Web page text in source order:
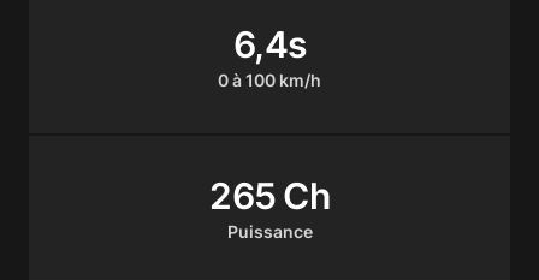
0 à 100 km/h
6,4s
Puissance
265 Ch